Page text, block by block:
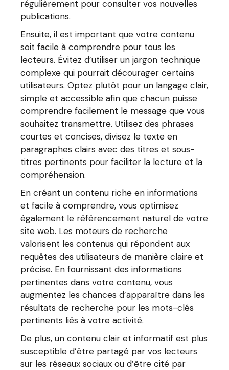
régulièrement pour consulter vos nouvelles
publications.
Ensuite, il est important que votre contenu
soit facile à comprendre pour tous les
lecteurs. Évitez d’utiliser un jargon technique
complexe qui pourrait décourager certains
utilisateurs. Optez plutôt pour un langage clair,
simple et accessible afin que chacun puisse
comprendre facilement le message que vous
souhaitez transmettre. Utilisez des phrases
courtes et concises, divisez le texte en
paragraphes clairs avec des titres et sous-
titres pertinents pour faciliter la lecture et la
compréhension.
En créant un contenu riche en informations
et facile à comprendre, vous optimisez
également le référencement naturel de votre
site web. Les moteurs de recherche
valorisent les contenus qui répondent aux
requêtes des utilisateurs de manière claire et
précise. En fournissant des informations
pertinentes dans votre contenu, vous
augmentez les chances d’apparaître dans les
résultats de recherche pour les mots-clés
pertinents liés à votre activité.
De plus, un contenu clair et informatif est plus
susceptible d’être partagé par vos lecteurs
sur les réseaux sociaux ou d’être cité par